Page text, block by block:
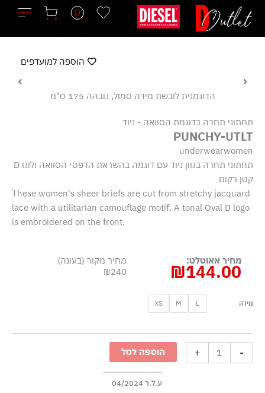
לתוכן
תחתוני תחרה בדוגמת הסוואה - ניוד
PUNCHY-UTLT
underwearwomen
תחתוני תחרה בגוון ניוד עם דוגמה בהשראת הדפסי הסוואה ולוגו D
קטן רקום
These women's sheer briefs are cut from stretchy jacquard
lace with a utilitarian camouflage motif. A tonal Oval D logo
is embroidered on the front.
מחיר אאוטלט:
₪144.00
מחיר מקור (בעונה)
₪240
מידה L
M
XS
-
תחרה
בדוגמת
+ הוספה לסל
ע.ל.ר 04/2024
הוספה למועדפים
הדוגמנית לובשת מידה סמול, גובהה 175 ס"מ